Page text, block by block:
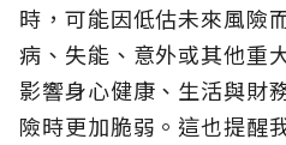
時，可能因低估未來風險
病、失能、意外或其他重
影響身心健康、生活與財
險時更加脆弱。這也提醒